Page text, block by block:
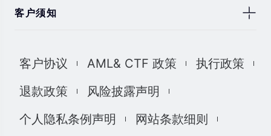
客户须知
息，材料或第三方材料（“材料”）仅供参考。 该材料仅被
的投资建议和/或投资推荐。 尽管我们已尽一切合理的努力
和保证，如果所提供信息的任何不准确和不完整，我们也
客户协议 AML& CTF 政策
执行政策
退款政策
风险披露声明
个人隐私条例声明
网站条款细则